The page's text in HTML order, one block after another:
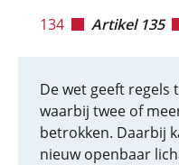
134 Artikel 135
De wet geeft regels
waarbij twee of
betrokken. Daarbij
nieuw openbaar